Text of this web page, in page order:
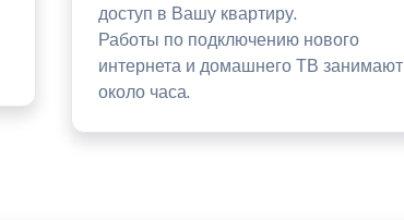
доступ в Вашу квартиру.
Работы по подключению нового
интернета и домашнего ТВ занимают
около часа.